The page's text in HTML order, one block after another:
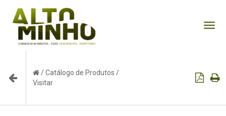
/Catálogo de Produtos /
Visitar